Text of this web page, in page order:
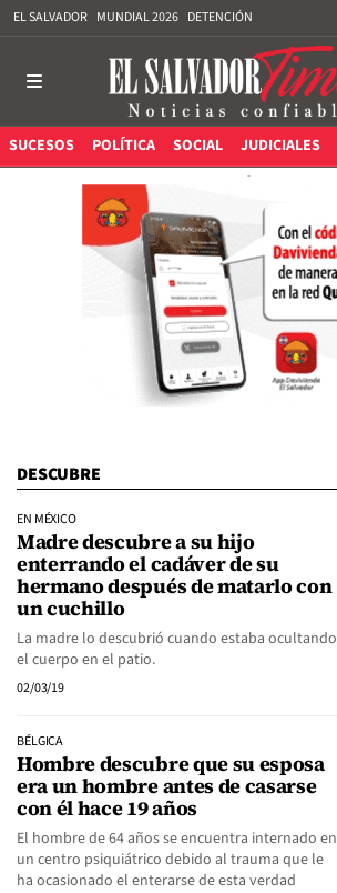
EL SALVADOR MUNDIAL 2026 DETENCIÓN
SUCESOS POLÍTICA SOCIAL JUDICIALES
DESCUBRE
EN MÉXICO
Madre descubre a su hijo
enterrando el cadáver de su
hermano después de matarlo con
un cuchillo
La madre lo descubrió cuando estaba ocultando
el cuerpo en el patio.
02/03/19
BÉLGICA
Hombre descubre que su esposa
era un hombre antes de casarse
con él hace 19 años
El hombre de 64 años se encuentra internado en
un centro psiquiátrico debido al trauma que le
ha ocasionado el enterarse de esta verdad